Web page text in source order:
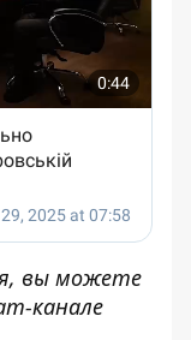
вы можете
канале